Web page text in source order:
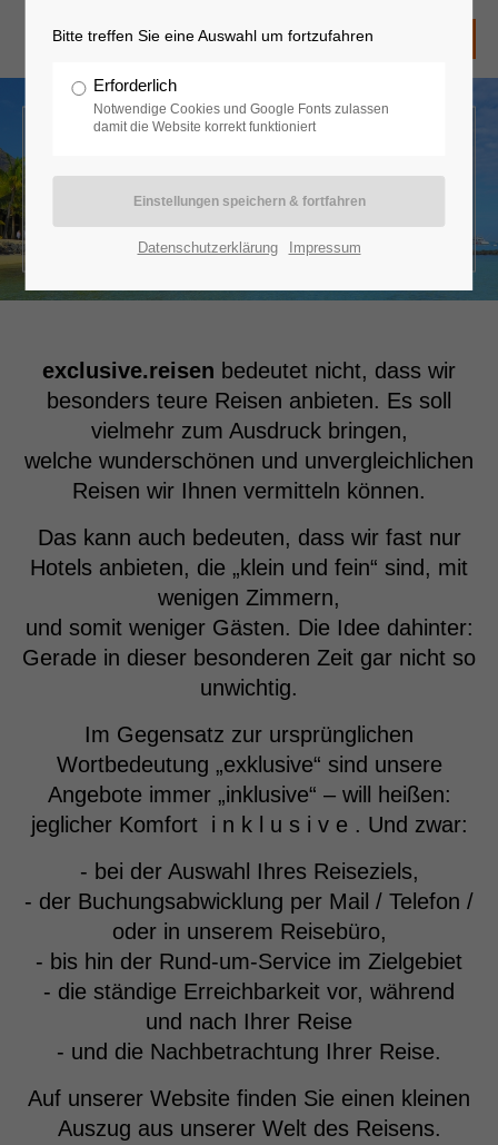
exclusive.reisen - Wir stellen Ihre Reisen
individuell zusammen!
exclusive.reisen bedeutet nicht, dass wir
besonders teure Reisen anbieten. Es soll
vielmehr zum Ausdruck bringen,
welche wunderschönen und unvergleichlichen
Reisen wir Ihnen vermitteln können.
Das kann auch bedeuten, dass wir fast nur
Hotels anbieten, die „klein und fein“ sind, mit
wenigen Zimmern,
und somit weniger Gästen. Die Idee dahinter:
Gerade in dieser besonderen Zeit gar nicht so
unwichtig.
Im Gegensatz zur ursprünglichen
Wortbedeutung „exklusive“ sind unsere
Angebote immer „inklusive“ – will heißen:
jeglicher Komfort i n k l u s i v e . Und zwar:
- bei der Auswahl Ihres Reiseziels,
- der Buchungsabwicklung per Mail / Telefon /
oder in unserem Reisebüro,
- bis hin der Rund-um-Service im Zielgebiet
- die ständige Erreichbarkeit vor, während
und nach Ihrer Reise
- und die Nachbetrachtung Ihrer Reise.
Auf unserer Website finden Sie einen kleinen
Auszug aus unserer Welt des Reisens.
Bitte treffen Sie eine Auswahl um fortzufahren
Erforderlich
Notwendige Cookies und Google Fonts zulassen
damit die Website korrekt funktioniert
Datenschutzerklärung Impressum